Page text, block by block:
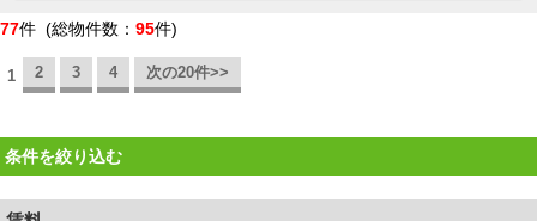
77件 (総物件数： 95件)
1 2 3 4 次の20件>>
条件を絞り込む